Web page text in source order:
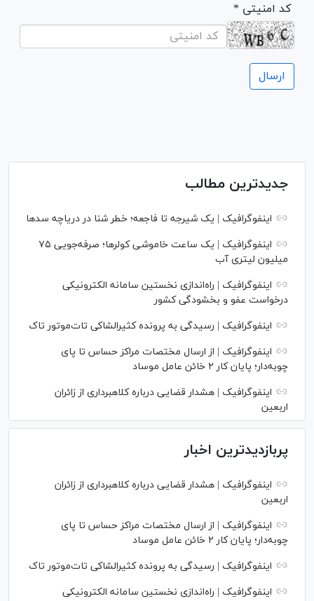
* کد امنیتی
جدیدترین مطالب
اینفوگرافیک | یک شیرجه تا فاجعه؛ خطر شنا در دریاچه سدها
اینفوگرافیک | یک ساعت خاموشی کولرها؛ صرفه‌جویی ۷۵
میلیون لیتری آب
اینفوگرافیک | راه‌اندازی نخستین سامانه الکترونیکی
درخواست عفو و بخشودگی کشور
اینفوگرافیک | رسیدگی به پرونده کثیرالشاکی تات‌موتور تاک
اینفوگرافیک | از ارسال مختصات مراکز حساس تا پای
چوبه‌دار؛ پایان کار ۲ خائن عامل موساد
اینفوگرافیک | هشدار قضایی درباره کلاهبرداری از زائران
اربعین
پربازدیدترین اخبار
اینفوگرافیک | هشدار قضایی درباره کلاهبرداری از زائران
اربعین
اینفوگرافیک | از ارسال مختصات مراکز حساس تا پای
چوبه‌دار؛ پایان کار ۲ خائن عامل موساد
اینفوگرافیک | رسیدگی به پرونده کثیرالشاکی تات‌موتور تاک
اینفوگرافیک | راه‌اندازی نخستین سامانه الکترونیکی